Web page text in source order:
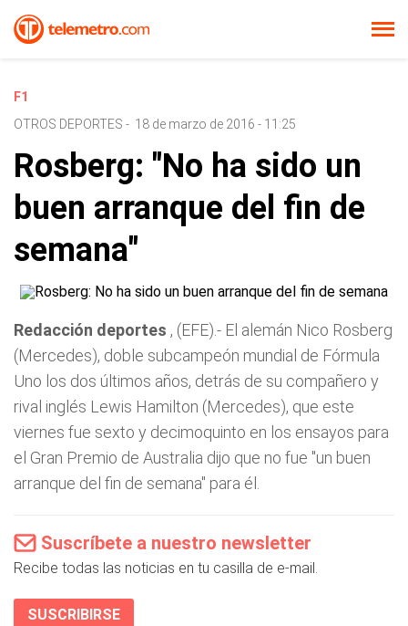
F1
OTROS DEPORTES - 18 de marzo de 2016 - 11:25
Rosberg: "No ha sido un
buen arranque del fin de
semana"
Redacción deportes , (EFE).- El alemán Nico Rosberg
(Mercedes), doble subcampeón mundial de Fórmula
Uno los dos últimos años, detrás de su compañero y
rival inglés Lewis Hamilton (Mercedes), que este
viernes fue sexto y decimoquinto en los ensayos para
el Gran Premio de Australia dijo que no fue "un buen
arranque del fin de semana" para él.
Suscríbete a nuestro newsletter
Recibe todas las noticias en tu casilla de e-mail.
SUSCRIBIRSE